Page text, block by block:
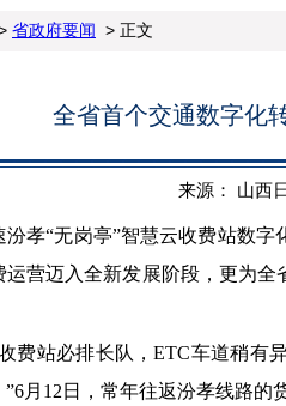
省政府要闻 > 正文
全省首个交通数字化
来源： 山西
汾孝“无岗亭”智慧云收费站数
营迈入全新发展阶段，更为
费站必排长队，ETC车道稍有
月12日，常年往返汾孝线路